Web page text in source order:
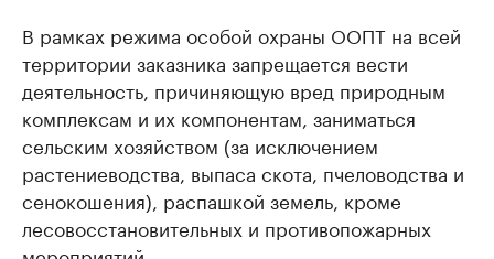
В рамках режима особой охраны ООПТ на всей
территории заказника запрещается вести
деятельность, причиняющую вред природным
комплексам и их компонентам, заниматься
сельским хозяйством (за исключением
растениеводства, выпаса скота, пчеловодства и
сенокошения), распашкой земель, кроме
лесовосстановительных и противопожарных